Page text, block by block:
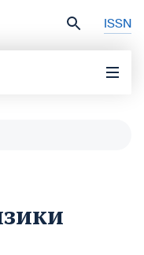
ISSN